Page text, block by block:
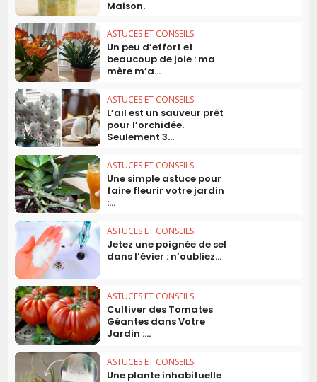
Maison.
ASTUCES ET CONSEILS
Un peu d’effort et
beaucoup de joie : ma
mère m’a...
ASTUCES ET CONSEILS
L’ail est un sauveur prêt
pour l’orchidée.
Seulement 3...
ASTUCES ET CONSEILS
Une simple astuce pour
faire fleurir votre jardin
:...
ASTUCES ET CONSEILS
Jetez une poignée de sel
dans l’évier : n’oubliez...
ASTUCES ET CONSEILS
Cultiver des Tomates
Géantes dans Votre
Jardin :...
ASTUCES ET CONSEILS
Une plante inhabituelle